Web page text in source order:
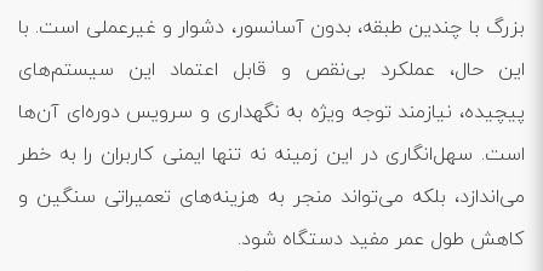
بزرگ با چندین طبقه، بدون آسانسور، دشوار و غیرعملی است. با
این حال، عملکرد بی‌نقص و قابل اعتماد این سیستم‌های
پیچیده، نیازمند توجه ویژه به نگهداری و سرویس دوره‌ای آن‌ها
است. سهل‌انگاری در این زمینه نه تنها ایمنی کاربران را به خطر
می‌اندازد، بلکه می‌تواند منجر به هزینه‌های تعمیراتی سنگین و
کاهش طول عمر مفید دستگاه شود.